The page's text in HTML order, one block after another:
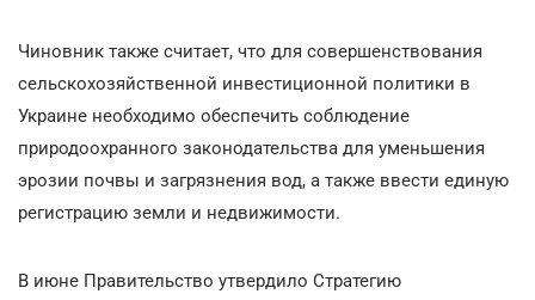
Чиновник также считает, что для совершенствования
сельскохозяйственной инвестиционной политики в
Украине необходимо обеспечить соблюдение
природоохранного законодательства для уменьшения
эрозии почвы и загрязнения вод, а также ввести единую
регистрацию земли и недвижимости.
В июне Правительство утвердило Стратегию